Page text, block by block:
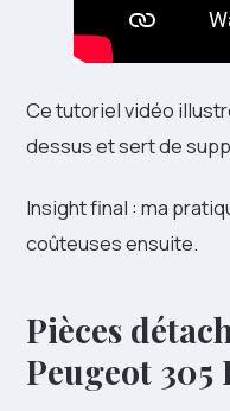
Ce tutoriel vidéo
dessus et sert de
Insight final : ma
coûteuses ensuite.
Pièces
Peugeot 305